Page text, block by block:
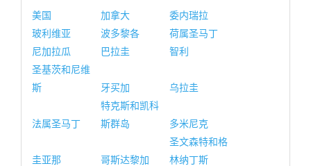
美国 加拿大
委内瑞拉
玻利维亚
波多黎各
荷属圣马丁
尼加拉瓜
巴拉圭
智利
圣基茨和尼维
斯
牙买加 乌拉圭
法属圣马丁
特克斯和凯科
斯群岛
多米尼克
圭亚那 哥斯达黎加
圣文森特和格
林纳丁斯